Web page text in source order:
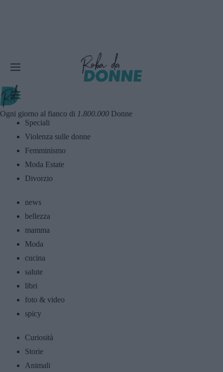
Ogni giorno al fianco di 1.800.000 Donne
Speciali
Violenza sulle donne
Femminismo
Moda Estate
Divorzio
news
bellezza
mamma
Moda
cucina
salute
libri
foto & video
spicy
Curiosità
Storie
Animali